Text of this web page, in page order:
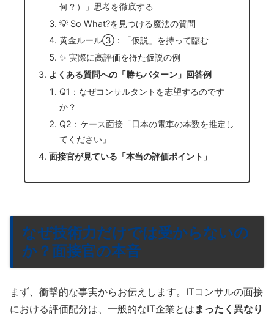
何？）」思考を徹底する
💡 So What?を見つける魔法の質問
黄金ルール③：「仮説」を持って臨む
✨ 実際に高評価を得た仮説の例
よくある質問への「勝ちパターン」回答例
Q1：なぜコンサルタントを志望するのです
か？
Q2：ケース面接「日本の電車の本数を推定し
てください」
面接官が見ている「本当の評価ポイント」
なぜ技術力だけでは受からないの
か？面接官の本音
まず、衝撃的な事実からお伝えします。ITコンサルの面接
における評価配分は、一般的なIT企業とは まったく異なり